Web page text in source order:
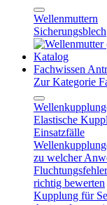
Wellenmuttern
Sicherungsblech
Katalog
Fachwissen
Zur Kategorie
Elastische
Einsatzfälle
zu welcher
richtig bewerten
Kupplung für